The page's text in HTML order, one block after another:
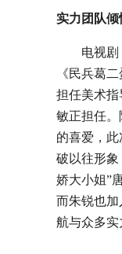
实力团队倾
电视剧
《民兵葛
担任美术
敏正担任
的喜爱，
破以往形
娇大小姐”
而朱锐也加
航与众多实